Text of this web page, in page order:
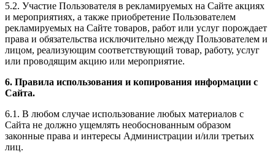
5.2. Участие Пользователя в рекламируемых на Сайте акциях
и мероприятиях, а также приобретение Пользователем
рекламируемых на Сайте товаров, работ или услуг порождает
права и обязательства исключительно между Пользователем и
лицом, реализующим соответствующий товар, работу, услуг
или проводящим акцию или мероприятие.
6. Правила использования и копирования информации с
Сайта.
6.1. В любом случае использование любых материалов с
Сайта не должно ущемлять необоснованным образом
законные права и интересы Администрации и/или третьих
лиц.